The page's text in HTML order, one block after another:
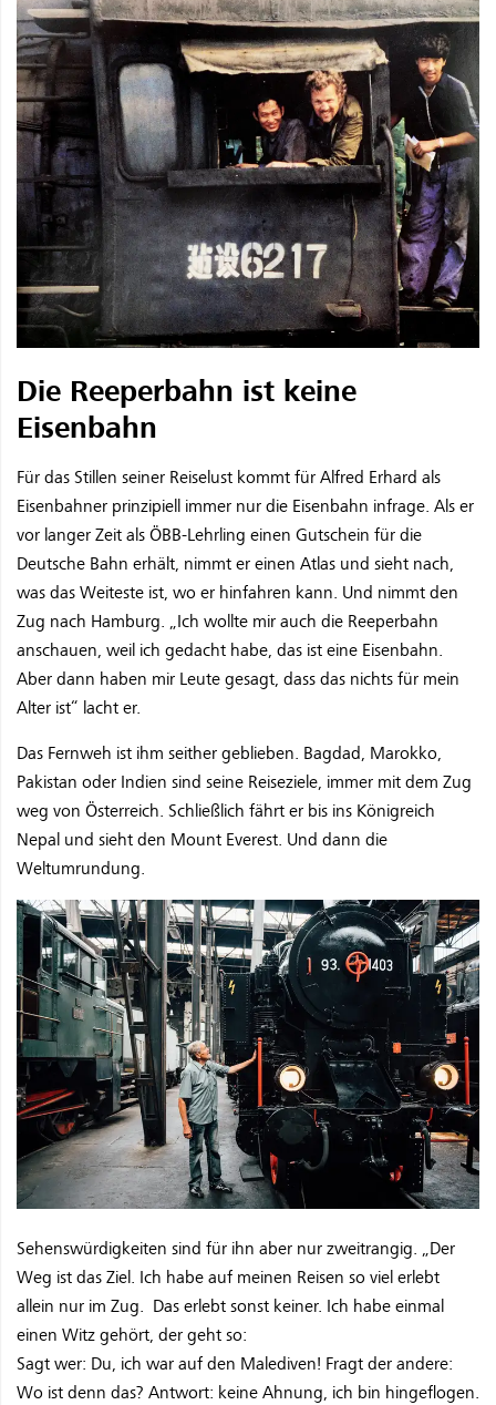
Die Reeperbahn ist keine
Eisenbahn
Für das Stillen seiner Reiselust kommt für Alfred Erhard als
Eisenbahner prinzipiell immer nur die Eisenbahn infrage. Als er
vor langer Zeit als ÖBB-Lehrling einen Gutschein für die
Deutsche Bahn erhält, nimmt er einen Atlas und sieht nach,
was das Weiteste ist, wo er hinfahren kann. Und nimmt den
Zug nach Hamburg. „Ich wollte mir auch die Reeperbahn
anschauen, weil ich gedacht habe, das ist eine Eisenbahn.
Aber dann haben mir Leute gesagt, dass das nichts für mein
Alter ist“ lacht er.
Das Fernweh ist ihm seither geblieben. Bagdad, Marokko,
Pakistan oder Indien sind seine Reiseziele, immer mit dem Zug
weg von Österreich. Schließlich fährt er bis ins Königreich
Nepal und sieht den Mount Everest. Und dann die
Weltumrundung.
Sehenswürdigkeiten sind für ihn aber nur zweitrangig. „Der
Weg ist das Ziel. Ich habe auf meinen Reisen so viel erlebt
allein nur im Zug. Das erlebt sonst keiner. Ich habe einmal
einen Witz gehört, der geht so:
Sagt wer: Du, ich war auf den Malediven! Fragt der andere:
Wo ist denn das? Antwort: keine Ahnung, ich bin hingeflogen.